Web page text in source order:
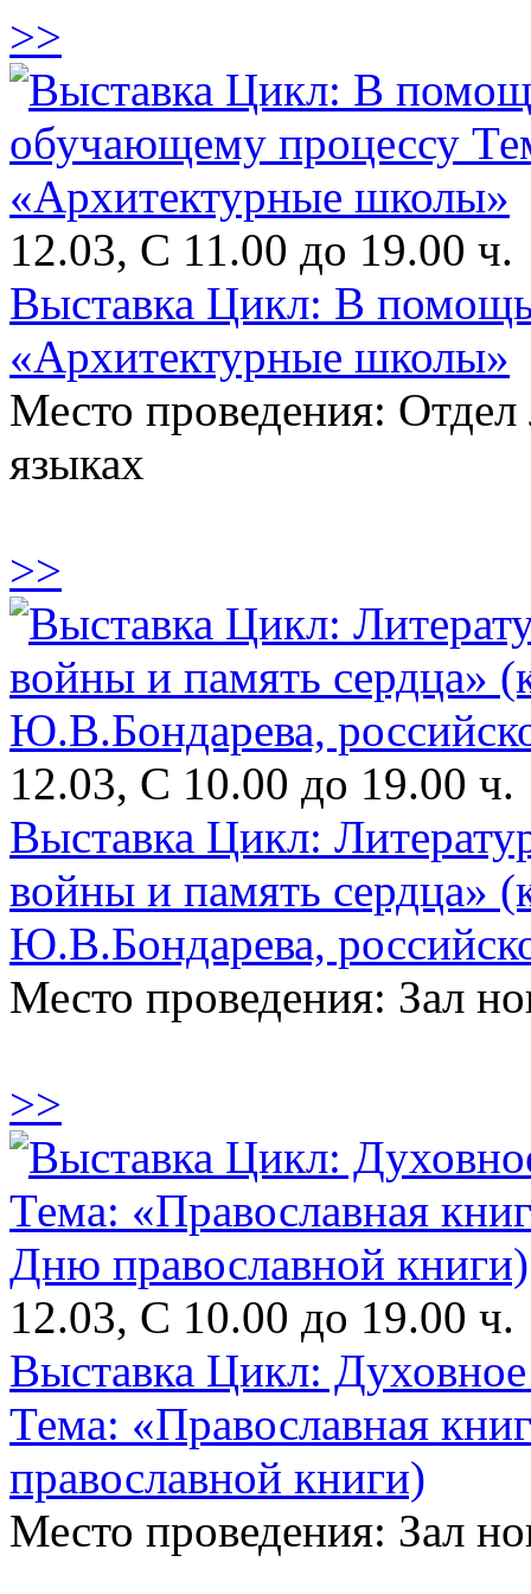
>>
12.03, С 11.00 до 19.00 ч.
Выставка Цикл: В
«Архитектурные школы»
Место проведения:
языках
>>
12.03, С 10.00 до 19.00 ч.
Выставка Цикл:
войны и память сердца»
Ю.В.Бондарева,
Место проведения: Зал
>>
12.03, С 10.00 до 19.00 ч.
Выставка Цикл:
Тема: «Православная
православной книги)
Место проведения: Зал